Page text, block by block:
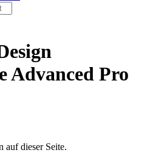
Advanced Pro
auf dieser Seite.